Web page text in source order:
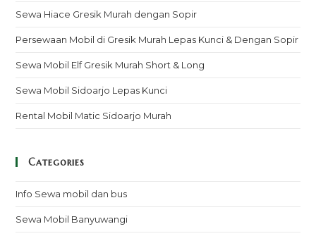
Sewa Hiace Gresik Murah dengan Sopir
Persewaan Mobil di Gresik Murah Lepas Kunci & Dengan Sopir
Sewa Mobil Elf Gresik Murah Short & Long
Sewa Mobil Sidoarjo Lepas Kunci
Rental Mobil Matic Sidoarjo Murah
Categories
Info Sewa mobil dan bus
Sewa Mobil Banyuwangi